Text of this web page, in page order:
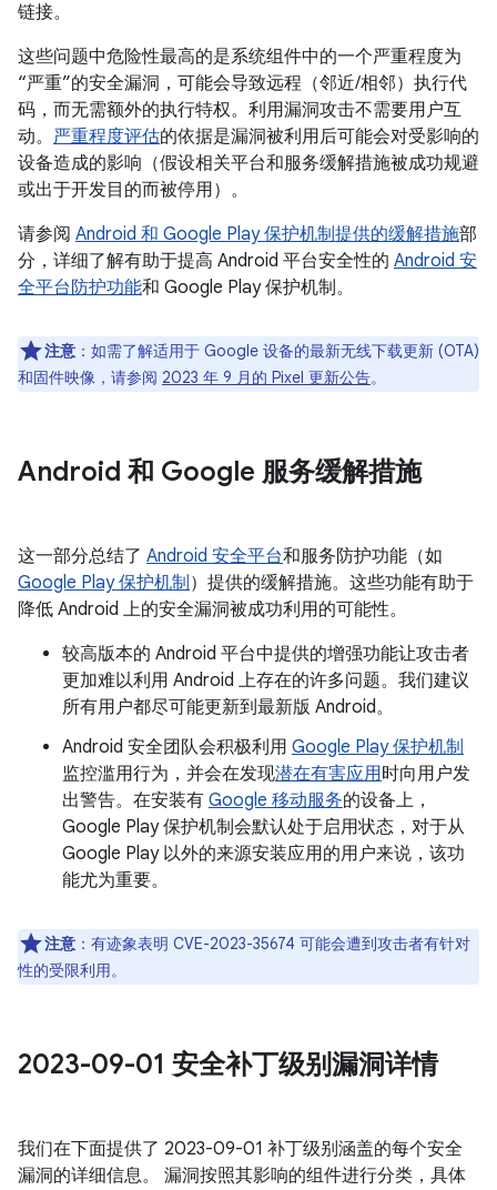
链接。
这些问题中危险性最高的是系统组件中的一个严重程度为
“严重”的安全漏洞，可能会导致远程（邻近/相邻）执行代
码，而无需额外的执行特权。利用漏洞攻击不需要用户互
动。 严重程度评估的依据是漏洞被利用后可能会对受影响的
设备造成的影响（假设相关平台和服务缓解措施被成功规避
或出于开发目的而被停用）。
请参阅 Android 和 Google Play 保护机制提供的缓解措施部
分，详细了解有助于提高 Android 平台安全性的 Android 安
全平台防护功能和 Google Play 保护机制。
注意 ：如需了解适用于 Google 设备的最新无线下载更新 (OTA)
和固件映像，请参阅 2023 年 9 月的 Pixel 更新公告。
Android 和 Google 服务缓解措施
这一部分总结了 Android 安全平台和服务防护功能（如
Google Play 保护机制 ）提供的缓解措施。这些功能有助于
降低 Android 上的安全漏洞被成功利用的可能性。
较高版本的 Android 平台中提供的增强功能让攻击者
更加难以利用 Android 上存在的许多问题。我们建议
所有用户都尽可能更新到最新版 Android。
Android 安全团队会积极利用 Google Play 保护机制
监控滥用行为，并会在发现潜在有害应用时向用户发
出警告。在安装有 Google 移动服务的设备上，
Google Play 保护机制会默认处于启用状态，对于从
Google Play 以外的来源安装应用的用户来说，该功
能尤为重要。
注意 ：有迹象表明 CVE-2023-35674 可能会遭到攻击者有针对
性的受限利用。
2023-09-01 安全补丁级别漏洞详情
我们在下面提供了 2023-09-01 补丁级别涵盖的每个安全
漏洞的详细信息。 漏洞按照其影响的组件进行分类，具体